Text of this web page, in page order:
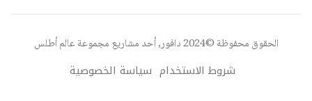
الحقوق محفوظة ©2024 دافور, أحد مشاريع مجموعة عالم أطلس
شروط الاستخدام سياسة الخصوصية